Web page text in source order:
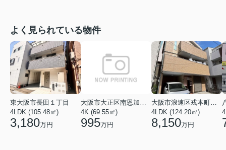
よく見られている物件
東大阪市長田１丁目
4LDK (105.48㎡)
3,180万円
大阪市大正区南恩加島６丁目
4K (69.55㎡)
995万円
大阪市浪速区戎本町２丁目
4LDK (124.20㎡)
8,150万円